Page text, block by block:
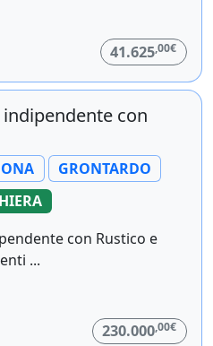
41.625,00€
con
GRONTARDO
con Rustico e
...
230.000,00€